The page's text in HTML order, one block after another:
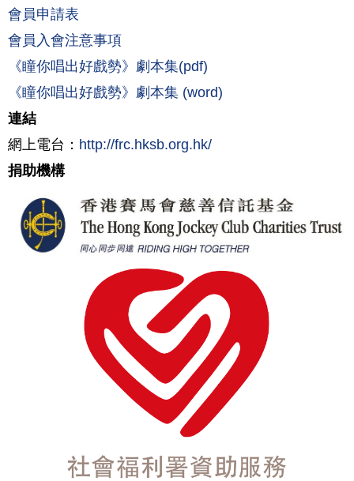
會員申請表
會員入會注意事項
《瞳你唱出好戲勢》劇本集(pdf)
《瞳你唱出好戲勢》劇本集 (word)
連結
網上電台： http://frc.hksb.org.hk/
捐助機構